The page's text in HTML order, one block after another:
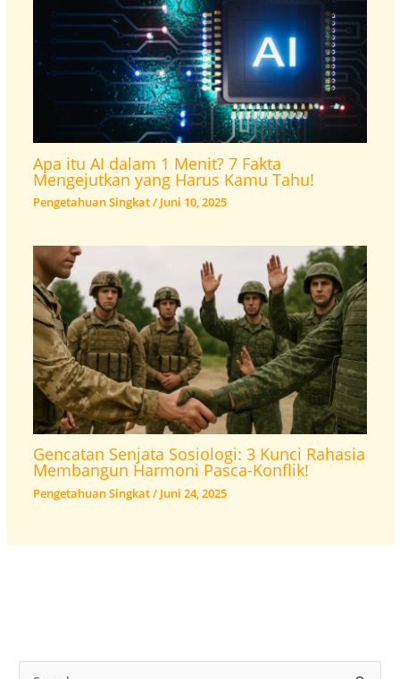
Apa itu AI dalam 1 Menit? 7 Fakta
Mengejutkan yang Harus Kamu Tahu!
Pengetahuan Singkat/ Juni 10, 2025
Gencatan Senjata Sosiologi: 3 Kunci Rahasia
Membangun Harmoni Pasca-Konflik!
Pengetahuan Singkat/ Juni 24, 2025